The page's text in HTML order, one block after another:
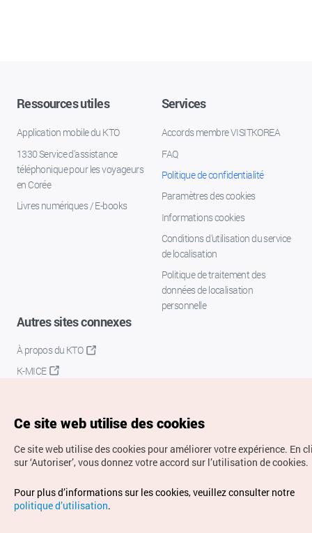
Ressources utiles
Application mobile du KTO
1330 Service d'assistance
téléphonique pour les voyageurs
en Corée
Livres numériques / E-books
Services
Accords membre VISITKOREA
FAQ
Politique de confidentialité
Paramètres des cookies
Informations cookies
Conditions d’utilisation du service
de localisation
Politique de traitement des
données de localisation
personnelle
Autres sites connexes
À propos du KTO
K-MICE
Droits d’auteur (c) Office National du Tourisme en Corée.
Tous droits réservés.
Pour les rapports d'erreurs et demandes de renseignements,
Ce site web utilise des cookies
Ce site web utilise des cookies pour améliorer votre expérience. En
sur ‘Autoriser’, vous donnez votre accord sur l’utilisation de cookies.
Pour plus d’informations sur les cookies, veuillez consulter notre
politique d’utilisation.